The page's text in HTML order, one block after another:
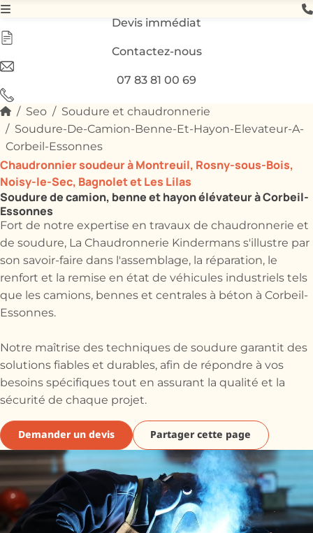
Devis immédiat
Contactez-nous
07 83 81 00 69
Seo
Soudure et chaudronnerie
Soudure-De-Camion-Benne-Et-Hayon-Elevateur-A-
Corbeil-Essonnes
Soudure de camion, benne et hayon élévateur à Corbeil-
Essonnes
Chaudronnier soudeur à Montreuil, Rosny-sous-Bois,
Noisy-le-Sec, Bagnolet et Les Lilas
Fort de notre expertise en travaux de chaudronnerie et
de soudure, La Chaudronnerie Kindermans s'illustre par
son savoir-faire dans l'assemblage, la réparation, le
renfort et la remise en état de véhicules industriels tels
que les camions, bennes et centrales à béton à Corbeil-
Essonnes.
Notre maîtrise des techniques de soudure garantit des
solutions fiables et durables, afin de répondre à vos
besoins spécifiques tout en assurant la qualité et la
sécurité de chaque projet.
Demander un devis Partager cette page